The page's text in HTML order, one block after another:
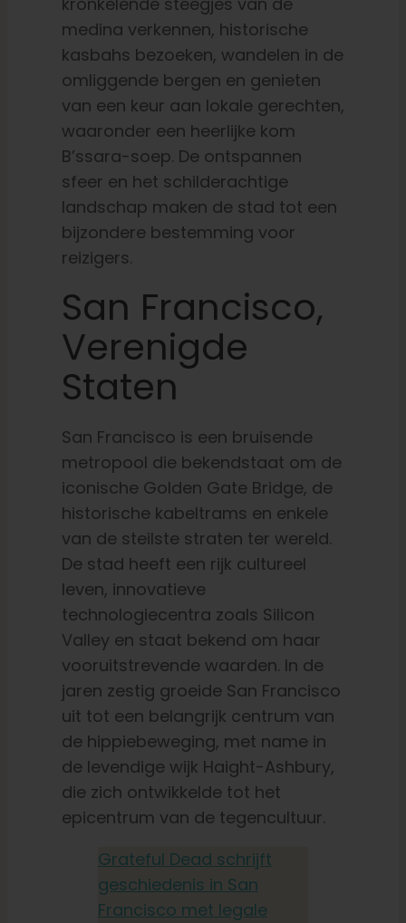
medina verkennen, historische
kasbahs bezoeken, wandelen in de
omliggende bergen en genieten
van een keur aan lokale gerechten,
waaronder een heerlijke kom
B’ssara-soep. De ontspannen
sfeer en het schilderachtige
landschap maken de stad tot een
bijzondere bestemming voor
reizigers.
San Francisco,
Verenigde
Staten
San Francisco is een bruisende
metropool die bekendstaat om de
iconische Golden Gate Bridge, de
historische kabeltrams en enkele
van de steilste straten ter wereld.
De stad heeft een rijk cultureel
leven, innovatieve
technologiecentra zoals Silicon
Valley en staat bekend om haar
vooruitstrevende waarden. In de
jaren zestig groeide San Francisco
uit tot een belangrijk centrum van
de hippiebeweging, met name in
de levendige wijk Haight-Ashbury,
die zich ontwikkelde tot het
epicentrum van de tegencultuur.
Grateful Dead schrijft
geschiedenis in San
Francisco met legale